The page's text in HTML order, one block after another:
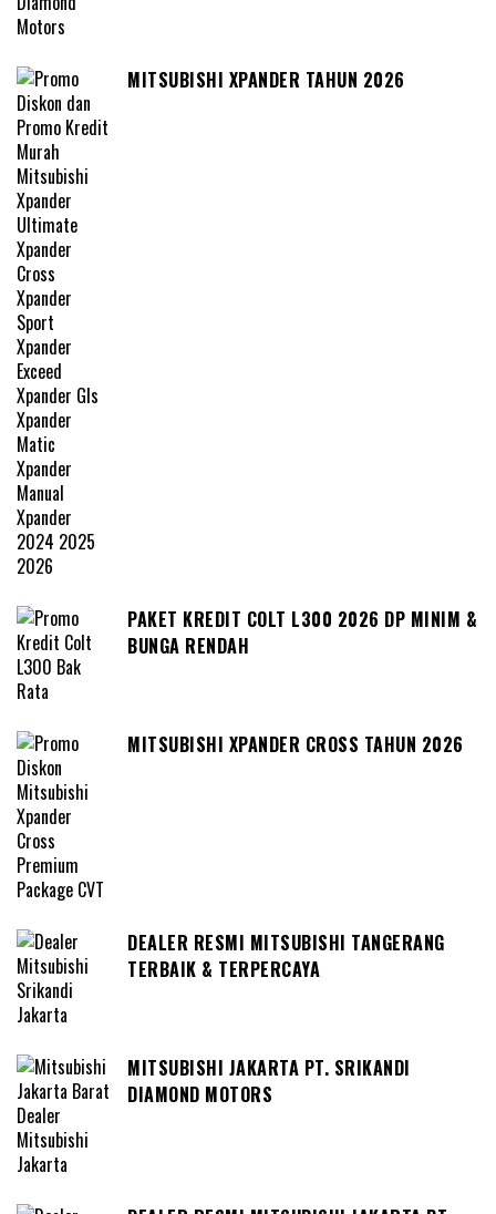
MITSUBISHI XPANDER TAHUN 2026
PAKET KREDIT COLT L300 2026 DP MINIM &
BUNGA RENDAH
MITSUBISHI XPANDER CROSS TAHUN 2026
DEALER RESMI MITSUBISHI TANGERANG
TERBAIK & TERPERCAYA
MITSUBISHI JAKARTA PT. SRIKANDI
DIAMOND MOTORS